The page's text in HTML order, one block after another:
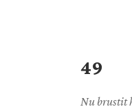
49
Nu brustit